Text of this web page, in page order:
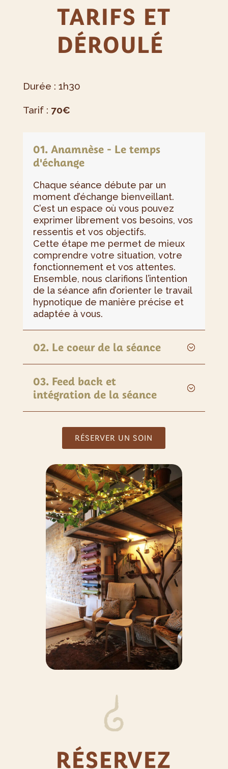
TARIFS ET
DÉROULÉ
Durée : 1h30
Tarif : 70€
01. Anamnèse - Le temps
d'échange
Chaque séance débute par un
moment d’échange bienveillant.
C’est un espace où vous pouvez
exprimer librement vos besoins, vos
ressentis et vos objectifs.
Cette étape me permet de mieux
comprendre votre situation, votre
fonctionnement et vos attentes.
Ensemble, nous clarifions l’intention
de la séance afin d’orienter le travail
hypnotique de manière précise et
adaptée à vous.
02. Le coeur de la séance
03. Feed back et
intégration de la séance
RÉSERVER UN SOIN
RÉSERVEZ